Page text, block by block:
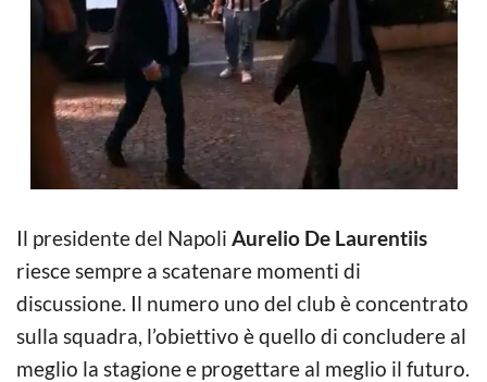
Il presidente del Napoli Aurelio De Laurentiis
riesce sempre a scatenare momenti di
discussione. Il numero uno del club è concentrato
sulla squadra, l’obiettivo è quello di concludere al
meglio la stagione e progettare al meglio il futuro.